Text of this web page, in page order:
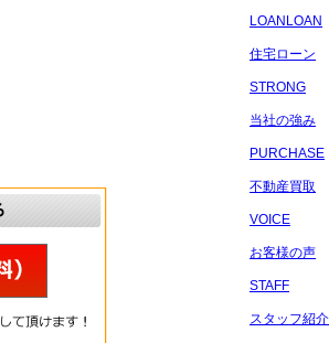
LOANLOAN
住宅ローン
STRONG
当社の強み
PURCHASE
不動産買取
VOICE
お客様の声
STAFF
スタッフ紹介